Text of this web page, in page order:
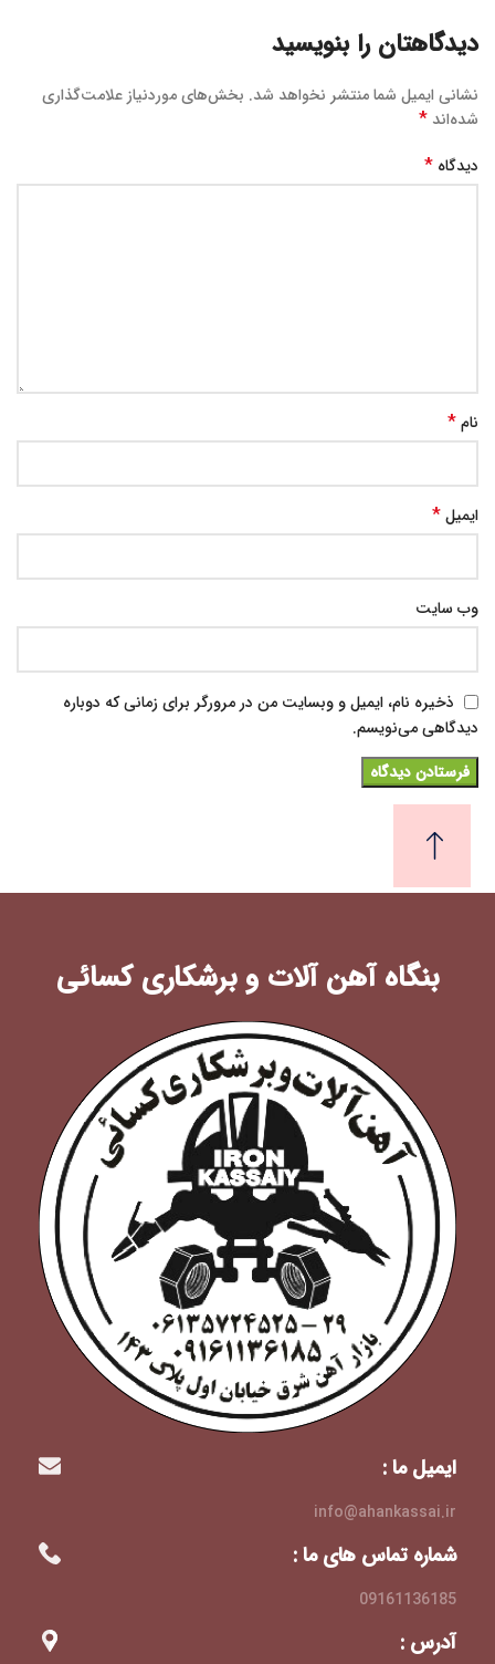
دیدگاهتان را بنویسید
نشانی ایمیل شما منتشر نخواهد شد. بخش‌های موردنیاز علامت‌گذاری
شده‌اند *
دیدگاه *
نام*
ایمیل*
وب‌ سایت
ذخیره نام، ایمیل و وبسایت من در مرورگر برای زمانی که دوباره
دیدگاهی می‌نویسم.
بنگاه آهن آلات و برشکاری کسائی
ایمیل ما :
info@ahankassai.ir
شماره تماس های ما :
09161136185
آدرس :